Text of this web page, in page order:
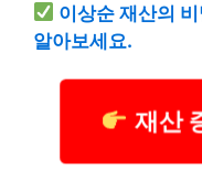
이상순 재산의
알아보세요.
재산